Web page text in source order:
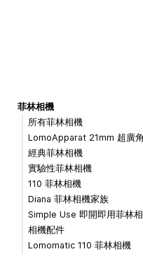
菲林相機
所有菲林相機
LomoApparat 21mm 超廣
經典菲林相機
實驗性菲林相機
110 菲林相機
Diana 菲林相機家族
Simple Use 即開即用菲林
相機配件
Lomomatic 110 菲林相機